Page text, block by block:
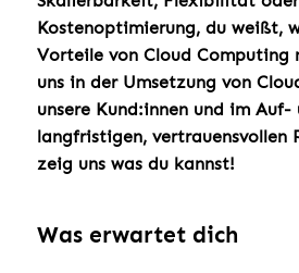
Kostenoptimierung, du weißt,
Vorteile von Cloud
uns in der Umsetzung von
unsere Kund:innen und im Auf-
langfristigen, vertrauensvollen
zeig uns was du kannst!
Was erwartet dich